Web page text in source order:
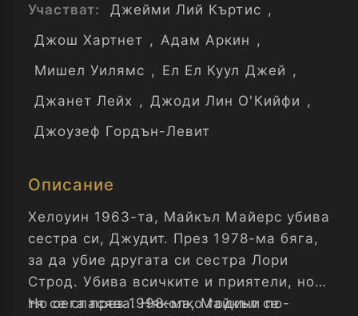
Участват: Джейми Лий Къртис ,
Джош Хартнет , Адам Аркин ,
Мишел Уилямс , Ел Ел Куул Джей ,
Джанет Лейх , Джоди Лин О'Кийфи ,
Джоузеф Гордън-Левит
Описание
Хелоуин 1963-та, Майкъл Майерс убива
сестра си, Джудит. През 1978-ма бяга,
за да убие другата си сестра Лори
Строд. Убива всичките и приятели, но
тя се спасява. Няколко години по-
Но сега през 1998-ма, Майкъл се